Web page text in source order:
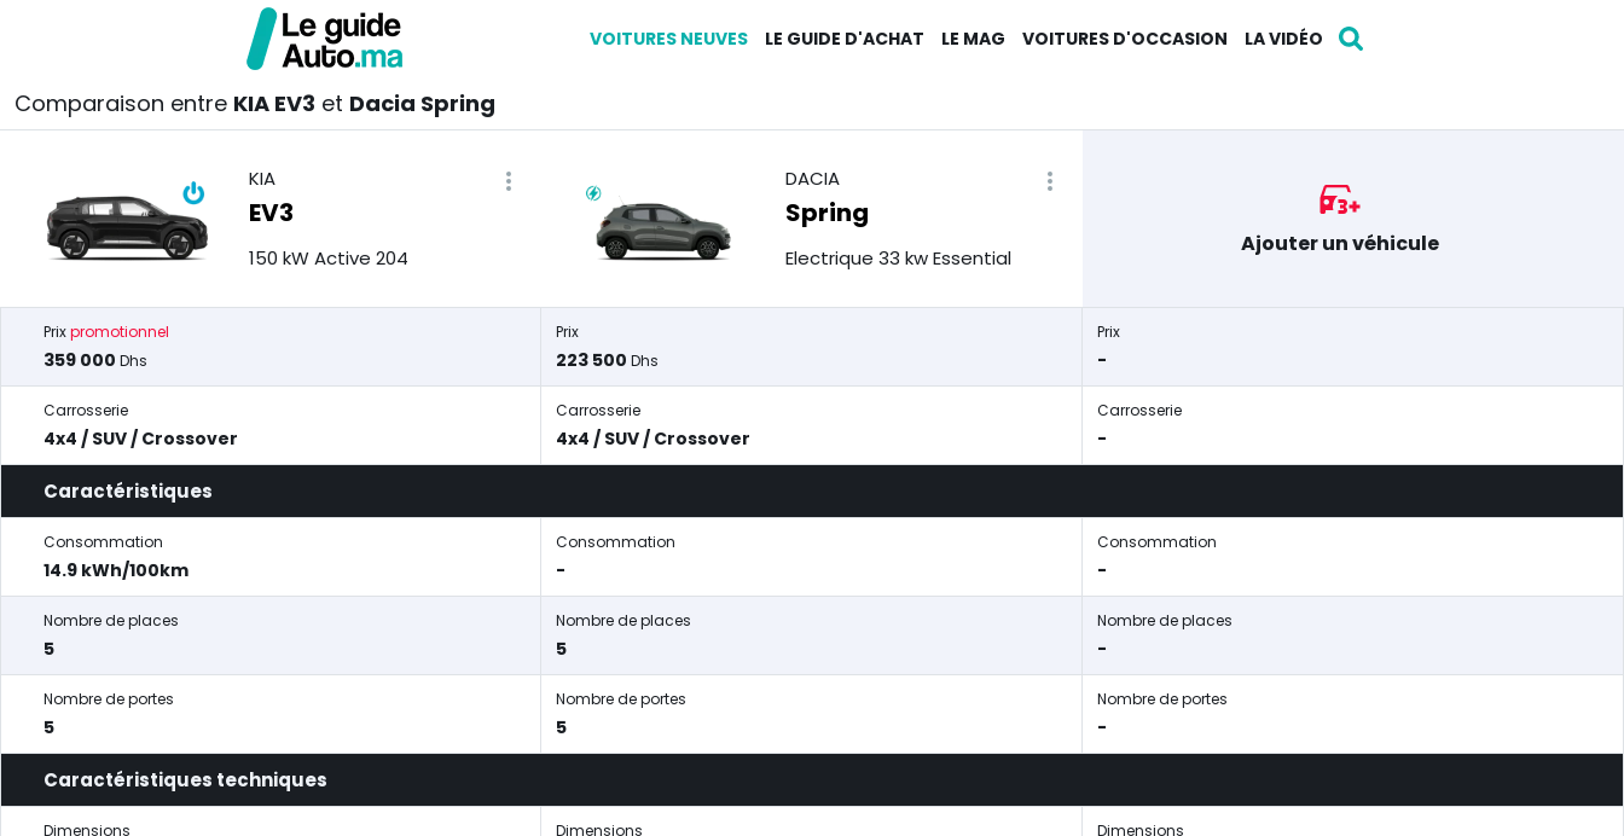
VOITURES NEUVES LE GUIDE D'ACHAT LE MAG VOITURES D'OCCASION LA VIDÉO
Comparaison entre KIA EV3 et Dacia Spring
KIA
EV3
150 kW Active 204
DACIA
Spring
Electrique 33 kw Essential
Ajouter un véhicule
Prixpromotionnel
359 000 Dhs
Prix
223 500 Dhs
Prix
-
Carrosserie
4x4 / SUV / Crossover
Carrosserie
4x4 / SUV / Crossover
Carrosserie
-
Caractéristiques
Consommation
14.9 kWh/100km
Consommation
-
Consommation
-
Nombre de places
5
Nombre de places
5
Nombre de places
-
Nombre de portes
5
Nombre de portes
5
Nombre de portes
-
Caractéristiques techniques
Dimensions Dimensions Dimensions